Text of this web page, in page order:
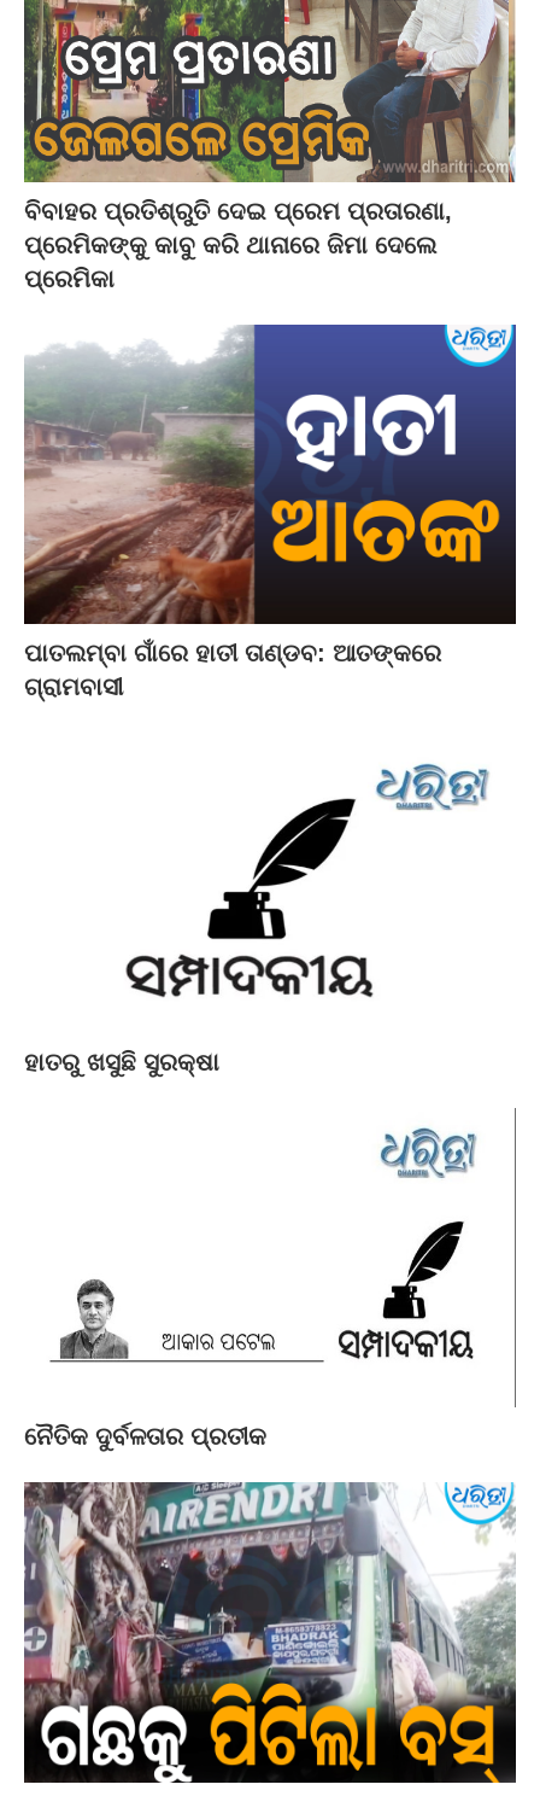
ବିବାହର ପ୍ରତିଶ୍ରୁତି ଦେଇ ପ୍ରେମ ପ୍ରତାରଣା,
ପ୍ରେମିକଙ୍କୁ କାବୁ କରି ଥାନାରେ ଜିମା ଦେଲେ
ପ୍ରେମିକା
ପାତଲମ୍ବା ଗାଁରେ ହାତୀ ତାଣ୍ଡବ: ଆତଙ୍କରେ
ଗ୍ରାମବାସୀ
ହାତରୁ ଖସୁଛି ସୁରକ୍ଷା
ନୈତିକ ଦୁର୍ବଳତାର ପ୍ରତୀକ